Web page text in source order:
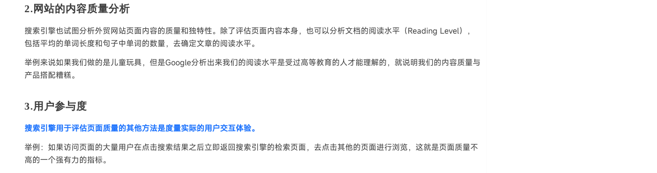
2.网站的内容质量分析
搜索引擎也试图分析外贸网站页面内容的质量和独特性。除了评估页面内容本身，也可以分析文档的阅读水平（Reading Level），
包括平均的单词长度和句子中单词的数量，去确定文章的阅读水平。
举例来说如果我们做的是儿童玩具，但是Google分析出来我们的阅读水平是受过高等教育的人才能理解的，就说明我们的内容质量与
产品搭配糟糕。
3.用户参与度
搜索引擎用于评估页面质量的其他方法是度量实际的用户交互体验。
举例：如果访问页面的大量用户在点击搜索结果之后立即返回搜索引擎的检索页面，去点击其他的页面进行浏览，这就是页面质量不
高的一个强有力的指标。